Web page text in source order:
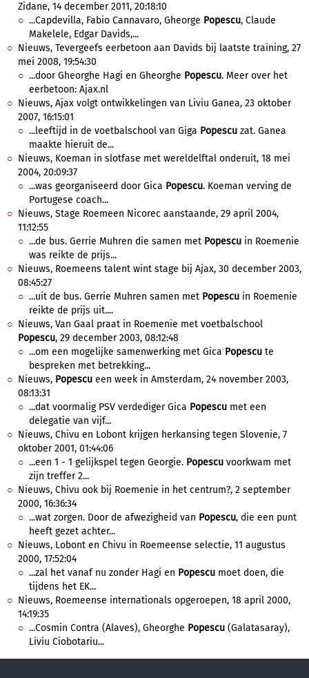
Zidane, 14 december 2011, 20:18:10
...Capdevilla, Fabio Cannavaro, Gheorge Popescu, Claude
Makelele, Edgar Davids,...
Nieuws, Tevergeefs eerbetoon aan Davids bij laatste training, 27
mei 2008, 19:54:30
...door Gheorghe Hagi en Gheorghe Popescu. Meer over het
eerbetoon: Ajax.nl
Nieuws, Ajax volgt ontwikkelingen van Liviu Ganea, 23 oktober
2007, 16:15:01
...leeftijd in de voetbalschool van Giga Popescu zat. Ganea
maakte hieruit de...
Nieuws, Koeman in slotfase met wereldelftal onderuit, 18 mei
2004, 20:09:37
...was georganiseerd door Gica Popescu. Koeman verving de
Portugese coach...
Nieuws, Stage Roemeen Nicorec aanstaande, 29 april 2004,
11:12:55
...de bus. Gerrie Muhren die samen met Popescu in Roemenie
was reikte de prijs...
Nieuws, Roemeens talent wint stage bij Ajax, 30 december 2003,
08:45:27
...uit de bus. Gerrie Muhren samen met Popescu in Roemenie
reikte de prijs uit....
Nieuws, Van Gaal praat in Roemenie met voetbalschool
Popescu, 29 december 2003, 08:12:48
...om een mogelijke samenwerking met Gica Popescu te
bespreken met betrekking...
Nieuws, Popescu een week in Amsterdam, 24 november 2003,
08:13:31
...dat voormalig PSV verdediger Gica Popescu met een
delegatie van vijf...
Nieuws, Chivu en Lobont krijgen herkansing tegen Slovenie, 7
oktober 2001, 01:44:06
...een 1 - 1 gelijkspel tegen Georgie. Popescu voorkwam met
zijn treffer 2...
Nieuws, Chivu ook bij Roemenie in het centrum?, 2 september
2000, 16:36:34
...wat zorgen. Door de afwezigheid van Popescu, die een punt
heeft gezet achter...
Nieuws, Lobont en Chivu in Roemeense selectie, 11 augustus
2000, 17:52:04
...zal het vanaf nu zonder Hagi en Popescu moet doen, die
tijdens het EK...
Nieuws, Roemeense internationals opgeroepen, 18 april 2000,
14:19:35
...Cosmin Contra (Alaves), Gheorghe Popescu (Galatasaray),
Liviu Ciobotariu...